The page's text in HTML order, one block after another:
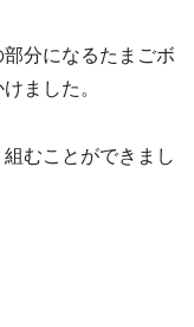
分になるたまごボ
ました。
むことができまし